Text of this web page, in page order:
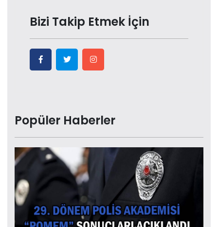
Bizi Takip Etmek İçin
Popüler Haberler